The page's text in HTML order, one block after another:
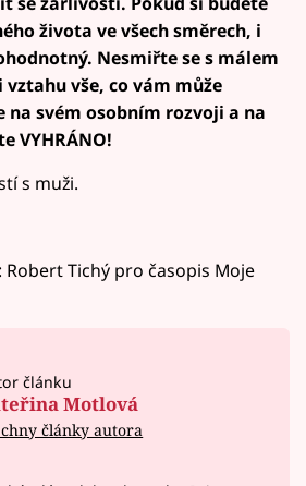
života ve všech směrech, i
Nesmiřte se s málem
vše, co vám může
na svém osobním rozvoji a na
VYHRÁNO!
s muži.
Robert Tichý pro časopis Moje
článku
Motlová
články autora